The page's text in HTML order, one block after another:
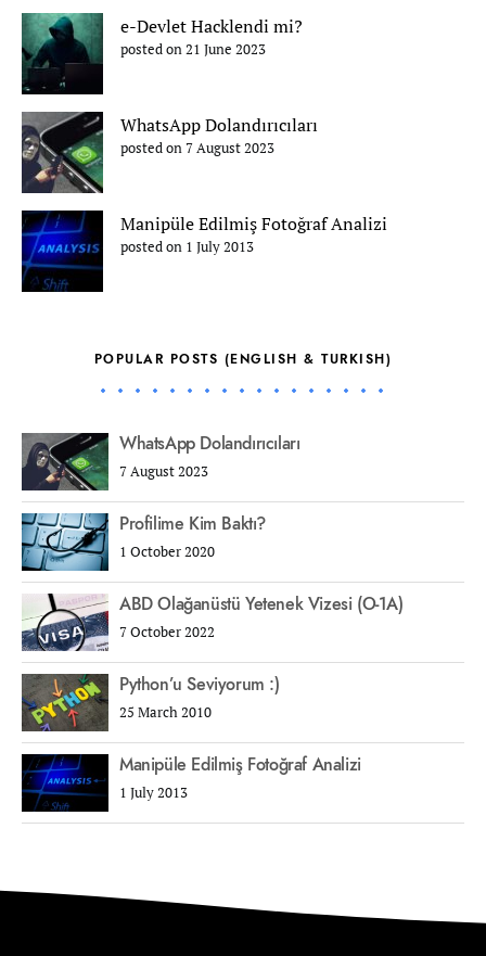
e-Devlet Hacklendi mi?
posted on 21 June 2023
WhatsApp Dolandırıcıları
posted on 7 August 2023
Manipüle Edilmiş Fotoğraf Analizi
posted on 1 July 2013
POPULAR POSTS (ENGLISH & TURKISH)
WhatsApp Dolandırıcıları
7 August 2023
Profilime Kim Baktı?
1 October 2020
ABD Olağanüstü Yetenek Vizesi (O-1A)
7 October 2022
Python’u Seviyorum :)
25 March 2010
Manipüle Edilmiş Fotoğraf Analizi
1 July 2013